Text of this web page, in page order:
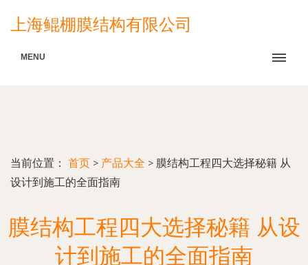
上海鲲棚膜结构有限公司
MENU
当前位置： 首页 > 产品大全 > 膜结构工程四大选择秘籍 从
设计到施工的全面指南
膜结构工程四大选择秘籍 从设
计到施工的全面指南